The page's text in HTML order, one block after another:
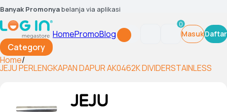
Banyak Promonyabelanja via aplikasi
Category
HomePromoBlog
0
MasukDaftar
Home/
JEJU PERLENGKAPAN DAPUR AK0462K DIVIDERSTAINLESS
JEJU